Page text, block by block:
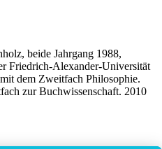
beide Jahrgang 1988,
Friedrich-Alexander-Universität
dem Zweitfach Philosophie.
zur Buchwissenschaft. 2010